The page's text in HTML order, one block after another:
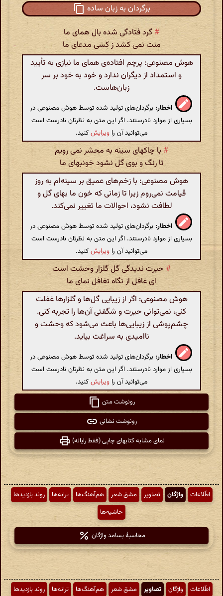
برگردان به زبان ساده
#گرد فتادگی شده بال همای ما
منت نمی کشد ز کسی مدعای ما
هوش مصنوعی: پرچم افتاده‌ی همای ما نیازی به تأیید
و استمداد از دیگران ندارد و خود به خود بر سر
زبان‌هاست.
اخطار: برگردان‌های تولید شده توسط هوش مصنوعی در
بسیاری از موارد نادرستند. اگر این متن به نظرتان نادرست است
می‌توانید آن را ویرایشکنید.
# با چاکهای سینه به محشر نمی رویم
تا رنگ و بوی گل نشود خونبهای ما
هوش مصنوعی: با زخم‌های عمیق بر سینه‌ام به روز
قیامت نمی‌روم زیرا تا زمانی که خون ما بهای گل و
لطافت نشود، احوالات ما تغییر نمی‌کند.
اخطار: برگردان‌های تولید شده توسط هوش مصنوعی در
بسیاری از موارد نادرستند. اگر این متن به نظرتان نادرست است
می‌توانید آن را ویرایشکنید.
# حیرت ندیدگی گل گلزار وحشت است
ای غافل از نگاه تغافل نمای ما
هوش مصنوعی: اگر از زیبایی گل‌ها و گلزارها غفلت
کنی، نمی‌توانی حیرت و شگفتی آن‌ها را تجربه کنی.
چشم‌پوشی از زیبایی‌ها باعث می‌شود که وحشت و
ناامیدی به سراغت بیاید.
اخطار: برگردان‌های تولید شده توسط هوش مصنوعی در
بسیاری از موارد نادرستند. اگر این متن به نظرتان نادرست است
می‌توانید آن را ویرایشکنید.
رونوشت متن
رونوشت نشانی
نمای مشابه کتابهای چاپی (فقط رایانه)
اطّلاعات واژگان تصاویر مشق شعر هم‌آهنگ‌ها ترانه‌ها
روند بازدیدها
حاشیه‌ها
محاسبهٔ بسامد واژگان
اطّلاعات واژگان تصاویر مشق شعر هم‌آهنگ‌ها ترانه‌ها روند بازدیدها